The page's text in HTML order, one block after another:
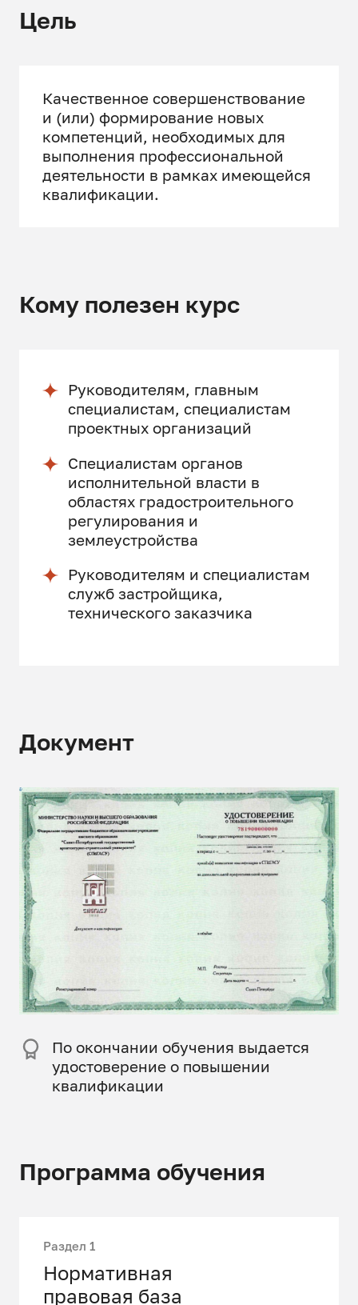
Цель
Качественное совершенствование
и (или) формирование новых
компетенций, необходимых для
выполнения профессиональной
деятельности в рамках имеющейся
квалификации.
Кому полезен курс
Руководителям, главным
специалистам, специалистам
проектных организаций
Специалистам органов
исполнительной власти в
областях градостроительного
регулирования и
землеустройства
Руководителям и специалистам
служб застройщика,
технического заказчика
Документ
По окончании обучения выдается
удостоверение о повышении
квалификации
Программа обучения
Раздел 1
Нормативная
правовая база